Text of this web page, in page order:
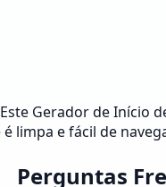
Gerador de
limpa e fácil de
Perguntas